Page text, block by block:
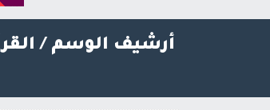
أرشيف الوسم /